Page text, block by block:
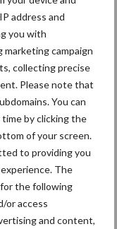
address and
you with
marketing campaign
collecting precise
Please note that
You can
by clicking the
of your screen.
to providing you
The
the following
or access
and content,
en